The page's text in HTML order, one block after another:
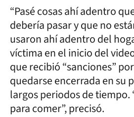
“Pasé cosas ahí adentro
debería pasar y que no
usaron ahí adentro del
víctima en el inicio del
que recibió “sanciones”
quedarse encerrada en su
largos periodos de tiempo.
para comer”, precisó.